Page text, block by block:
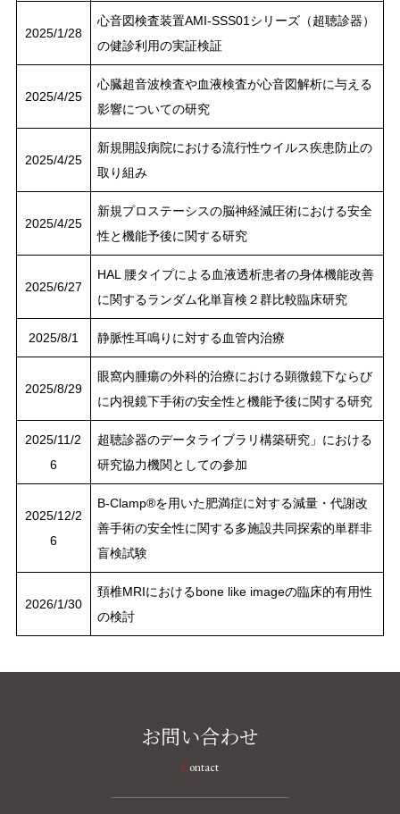
2025/1/28
心音図検査装置AMI-SSS01シリーズ（超聴診器）
の健診利用の実証検証
2025/4/25
心臓超音波検査や血液検査が心音図解析に与える
影響についての研究
2025/4/25
新規開設病院における流行性ウイルス疾患防止の
取り組み
2025/4/25
新規プロステーシスの脳神経減圧術における安全
性と機能予後に関する研究
2025/6/27
HAL 腰タイプによる血液透析患者の身体機能改善
に関するランダム化単盲検２群比較臨床研究
2025/8/1 静脈性耳鳴りに対する血管内治療
2025/8/29
眼窩内腫瘍の外科的治療における顕微鏡下ならび
に内視鏡下手術の安全性と機能予後に関する研究
2025/11/2
6
超聴診器のデータライブラリ構築研究」における
研究協力機関としての参加
2025/12/2
6
B-Clamp®を用いた肥満症に対する減量・代謝改
善手術の安全性に関する多施設共同探索的単群非
盲検試験
2026/1/30
頚椎MRIにおけるbone like imageの臨床的有用性
の検討
お問い合わせ
Contact